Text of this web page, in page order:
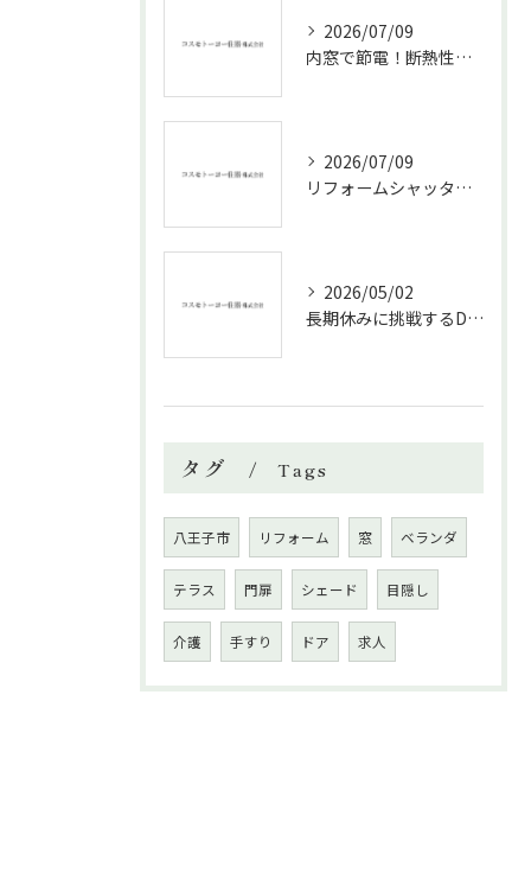
2026/07/09
内窓で節電！断熱性能と補助金活用法
2026/07/09
リフォームシャッターで叶える台風対策の効果的方法
2026/05/02
長期休みに挑戦するDIYリフォームの極意
タグ Tags
八王子市 リフォーム 窓 ベランダ
テラス 門扉 シェード 目隠し
介護 手すり ドア 求人